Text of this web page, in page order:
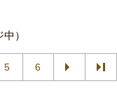
）
5 6